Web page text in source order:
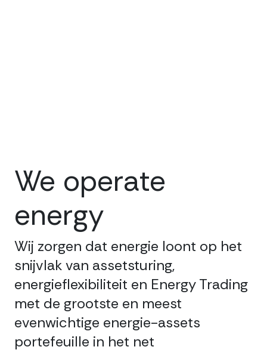
We operate
energy
Wij zorgen dat energie loont op het
snijvlak van assetsturing,
energieflexibiliteit en Energy Trading
met de grootste en meest
evenwichtige energie-assets
portefeuille in het net